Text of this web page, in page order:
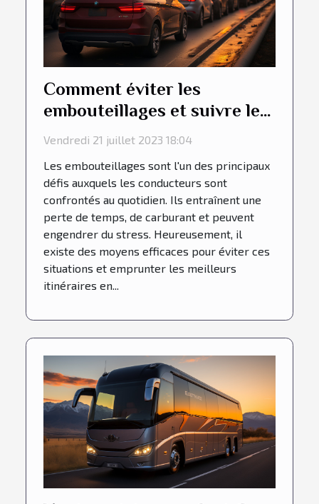
Comment éviter les
embouteillages et suivre les
meilleurs itinéraires en
conduisant votre véhicule ?
Vendredi 21 juillet 2023 18:04
Les embouteillages sont l'un des principaux
défis auxquels les conducteurs sont
confrontés au quotidien. Ils entraînent une
perte de temps, de carburant et peuvent
engendrer du stress. Heureusement, il
existe des moyens efficaces pour éviter ces
situations et emprunter les meilleurs
itinéraires en...